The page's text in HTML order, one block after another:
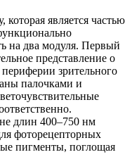
которая является частью
на два модуля. Первый
представление о
зрительного
палочками и
длин 400–750 нм
фоторецепторных
пигменты, поглощая